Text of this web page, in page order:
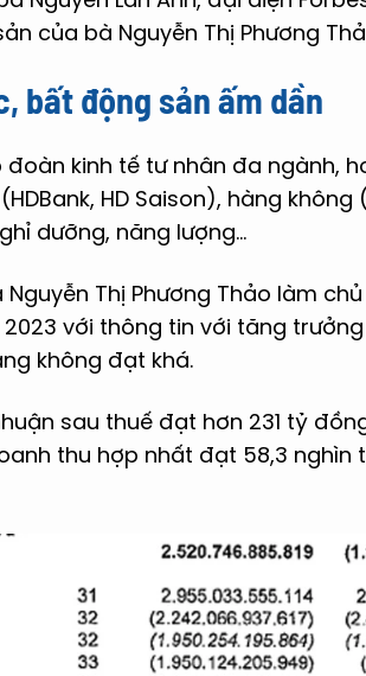
của bà Nguyễn Thị Phương
bất động sản ấm dần
kinh tế tư nhân đa ngành,
HD Saison), hàng không
dưỡng, năng lượng...
Thị Phương Thảo làm
với thông tin với tăng
không đạt khá.
sau thuế đạt hơn 231 tỷ
thu hợp nhất đạt 58,3 nghìn